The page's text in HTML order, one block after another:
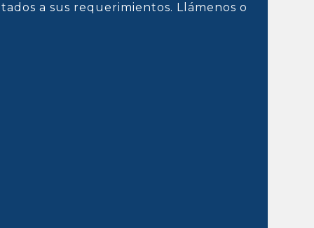
a sus requerimientos. Llámenos o